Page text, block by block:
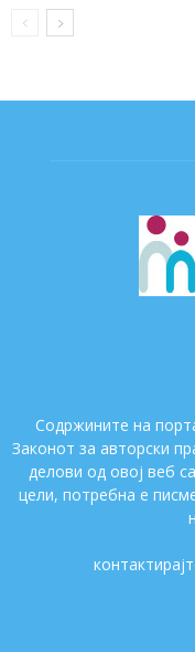
Содржините на
Законот за авторски
делови од овој веб
цели, потребна е